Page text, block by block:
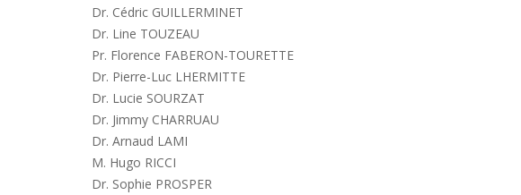
Dr. Cédric GUILLERMINET
Dr. Line TOUZEAU
Pr. Florence FABERON-TOURETTE
Dr. Pierre-Luc LHERMITTE
Dr. Lucie SOURZAT
Dr. Jimmy CHARRUAU
Dr. Arnaud LAMI
M. Hugo RICCI
Dr. Sophie PROSPER